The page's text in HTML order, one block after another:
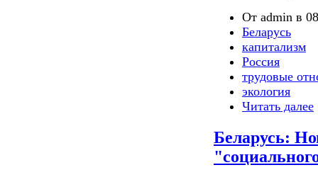
От admin в
Беларусь
капитализм
Россия
трудовые
экология
Читать далее
Беларусь: